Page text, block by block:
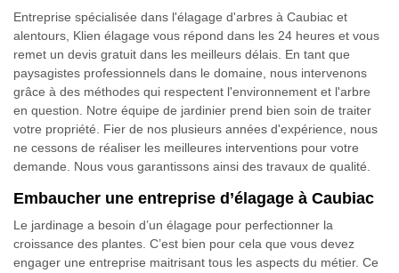
Entreprise spécialisée dans l'élagage d'arbres à Caubiac et
alentours, Klien élagage vous répond dans les 24 heures et vous
remet un devis gratuit dans les meilleurs délais. En tant que
paysagistes professionnels dans le domaine, nous intervenons
grâce à des méthodes qui respectent l'environnement et l'arbre
en question. Notre équipe de jardinier prend bien soin de traiter
votre propriété. Fier de nos plusieurs années d'expérience, nous
ne cessons de réaliser les meilleures interventions pour votre
demande. Nous vous garantissons ainsi des travaux de qualité.
Embaucher une entreprise d’élagage à Caubiac
Le jardinage a besoin d’un élagage pour perfectionner la
croissance des plantes. C’est bien pour cela que vous devez
engager une entreprise maitrisant tous les aspects du métier. Ce